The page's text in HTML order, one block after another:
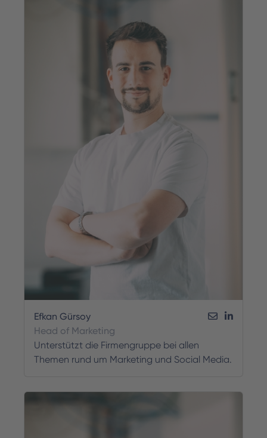
Efkan Gürsoy
Head of Marketing
Unterstützt die Firmengruppe bei allen
Themen rund um Marketing und Social Media.